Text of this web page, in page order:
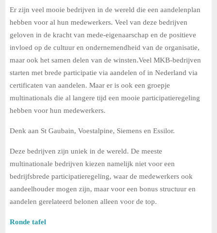
Er zijn veel mooie bedrijven in de wereld die een aandelenplan
hebben voor al hun medewerkers. Veel van deze bedrijven
geloven in de kracht van mede-eigenaarschap en de positieve
invloed op de cultuur en ondernemendheid van de organisatie,
maar ook het samen delen van de winsten.Veel MKB-bedrijven
starten met brede participatie via aandelen of in Nederland via
certificaten van aandelen. Maar er is ook een groepje
multinationals die al langere tijd een mooie participatieregeling
hebben voor hun medewerkers.
Denk aan St Gaubain, Voestalpine, Siemens en Essilor.
Deze bedrijven zijn uniek in de wereld. De meeste
multinationale bedrijven kiezen namelijk niet voor een
bedrijfsbrede participatieregeling, waar de medewerkers ook
aandeelhouder mogen zijn, maar voor een bonus structuur en
aandelen gerelateerd belonen alleen voor de top.
Ronde tafel